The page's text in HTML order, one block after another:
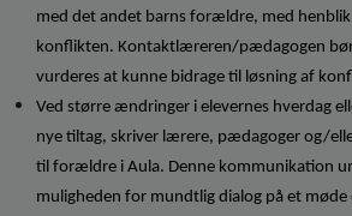
med det andet barns forældre, med
konflikten. Kontaktlæreren/pædagogen
vurderes at kunne bidrage til løsning af
Ved større ændringer i elevernes hverdag
nye tiltag, skriver lærere, pædagoger og/
til forældre i Aula. Denne kommunikation
muligheden for mundtlig dialog på et møde